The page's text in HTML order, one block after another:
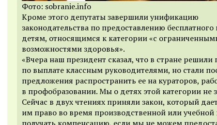
Фото: sobranie.info
Кроме этого депутаты завершили унификацию
законодательства по предоставлению
детям, относящимся к категории «с
возможностями здоровья».
«Вчера наш президент сказал, что в стране решили
по выплате классным руководителями, но стали
предложения распространить ее на кураторов,
в профобразовании. Мы о детях этой категории не
Сейчас в двух чтениях приняли закон, который
им право во время производственной или учебной